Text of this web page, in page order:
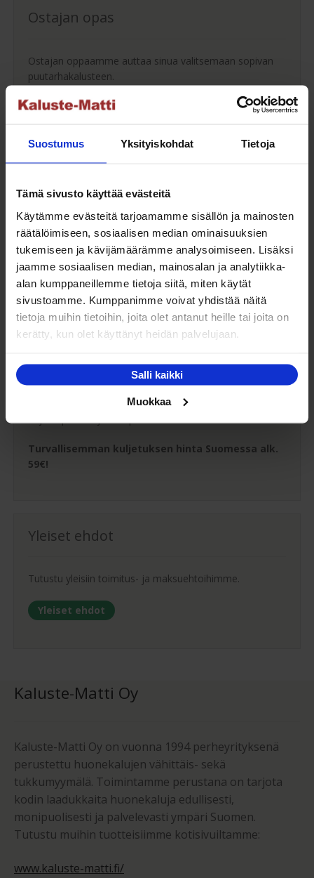
Suostumus Yksityiskohdat Tietoja
Tämä sivusto käyttää evästeitä
Käytämme evästeitä tarjoamamme sisällön ja mainosten
räätälöimiseen, sosiaalisen median ominaisuuksien
tukemiseen ja kävijämäärämme analysoimiseen. Lisäksi
jaamme sosiaalisen median, mainosalan ja analytiikka-
alan kumppaneillemme tietoja siitä, miten käytät
sivustoamme. Kumppanimme voivat yhdistää näitä
tietoja muihin tietoihin, joita olet antanut heille tai joita on
kerätty, kun olet käyttänyt heidän palvelujaan.
Salli kaikki
Muokkaa
Ostajan opas
Ostajan oppaamme auttaa sinua valitsemaan sopivan
puutarhakalusteen.
Ostajan opas
Saat maksuaikaa ostoksillesi jopa 30 päivää tai erissä
osamaksulla 3-36kk.
Maksutavat
Oma turvallinen kuljetus
Kaluste-Matin oma kuljetus on turvallinen tapa
tuotteiden toimitukseen. Saat varmemmin tuotteet
Turvallisemman kuljetuksen hinta Suomessa alk.
59€!
Yleiset ehdot
Tutustu yleisiin toimitus- ja maksuehtoihimme.
Yleiset ehdot
Kaluste-Matti Oy
Kaluste-Matti Oy on vuonna 1994 perheyrityksenä
perustettu huonekalujen vähittäis- sekä
tukkumyymälä. Toimintamme perustana on tarjota
kodin laadukkaita huonekaluja edullisesti,
monipuolisesti ja palvelevasti ympäri Suomen.
Tutustu muihin tuotteisiimme kotisivuiltamme:
www.kaluste-matti.fi/